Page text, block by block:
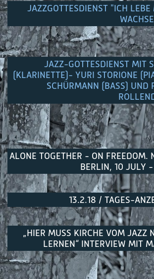
JAZZGOTTESDIENST "ICH LEBE
JAZZ-GOTTESDIENST MIT
(KLARINETTE)- YURI STORIONE
SCHÜRMANN (BASS) UND
ALONE TOGETHER - ON FREEDOM.
BERLIN, 10 JULY
13.2.18 / TAGES-
„HIER MUSS KIRCHE VOM JAZZ
LERNEN“ INTERVIEW MIT